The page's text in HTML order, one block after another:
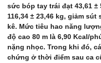
sức bóp tay trái đạt 43,61
116,34 ± 23,46 kg, giảm
kê. Mức tiêu hao năng
độ cao 80 m là 6,90 Kcal/
nặng nhọc. Trong khi đó,
chứng ở thời điểm sau ca